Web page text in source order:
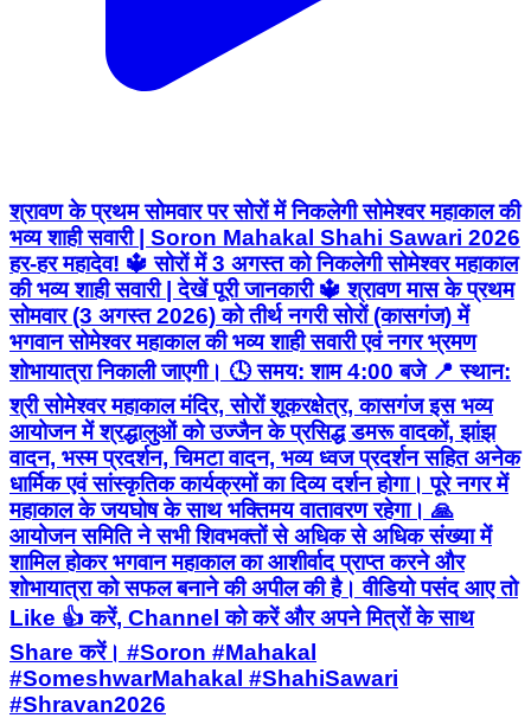
श्रावण के प्रथम सोमवार पर सोरों में निकलेगी सोमेश्वर महाकाल की
भव्य शाही सवारी | Soron Mahakal Shahi Sawari 2026
हर-हर महादेव! 🔱 सोरों में 3 अगस्त को निकलेगी सोमेश्वर महाकाल
की भव्य शाही सवारी | देखें पूरी जानकारी 🔱 श्रावण मास के प्रथम
सोमवार (3 अगस्त 2026) को तीर्थ नगरी सोरों (कासगंज) में
भगवान सोमेश्वर महाकाल की भव्य शाही सवारी एवं नगर भ्रमण
शोभायात्रा निकाली जाएगी। 🕓 समय: शाम 4:00 बजे 📍 स्थान:
श्री सोमेश्वर महाकाल मंदिर, सोरों शूकरक्षेत्र, कासगंज इस भव्य
आयोजन में श्रद्धालुओं को उज्जैन के प्रसिद्ध डमरू वादकों, झांझ
वादन, भस्म प्रदर्शन, चिमटा वादन, भव्य ध्वज प्रदर्शन सहित अनेक
धार्मिक एवं सांस्कृतिक कार्यक्रमों का दिव्य दर्शन होगा। पूरे नगर में
महाकाल के जयघोष के साथ भक्तिमय वातावरण रहेगा। 🙏
आयोजन समिति ने सभी शिवभक्तों से अधिक से अधिक संख्या में
शामिल होकर भगवान महाकाल का आशीर्वाद प्राप्त करने और
शोभायात्रा को सफल बनाने की अपील की है। वीडियो पसंद आए तो
Like 👍 करें, Channel को करें और अपने मित्रों के साथ
Share करें। #Soron #Mahakal
#SomeshwarMahakal #ShahiSawari
#Shravan2026